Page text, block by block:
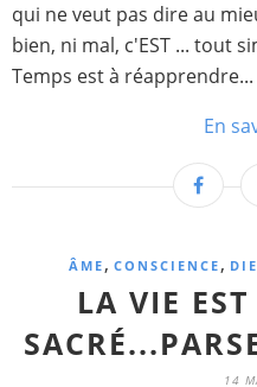
qui ne veut pas dire au
bien, ni mal, c'EST ... tout
Temps est à réapprendre...
En
ÂME, CONSCIENCE,
LA VIE
14